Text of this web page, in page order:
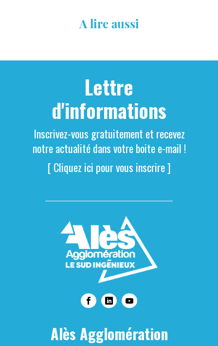
A lire aussi
Lettre
d'informations
Inscrivez-vous gratuitement et recevez
notre actualité dans votre boite e-mail !
[ Cliquez ici pour vous inscrire ]
Alès Agglomération